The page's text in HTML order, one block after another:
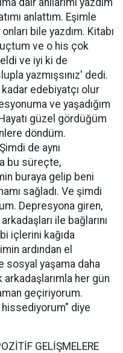
anlattım. Eşimle
bile yazdım. Kitabı
ve o his çok
ve iyi ki de
yazmışsınız' dedi.
edebiyatçı olur
ve yaşadığım
güzel gördüğüm
döndüm.
de aynı
bu süreçte,
buraya gelip beni
sağladı. Ve şimdi
Depresyona giren,
ile bağlarını
içlerini kağıda
ardından el
sosyal yaşama daha
arkadaşlarımla her gün
geçiriyorum.
diye
GELİŞMELERE